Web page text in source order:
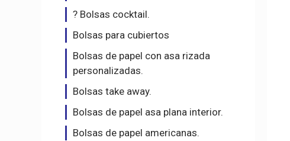
? Bolsas cocktail.
Bolsas para cubiertos
Bolsas de papel con asa rizada
personalizadas.
Bolsas take away.
Bolsas de papel asa plana interior.
Bolsas de papel americanas.